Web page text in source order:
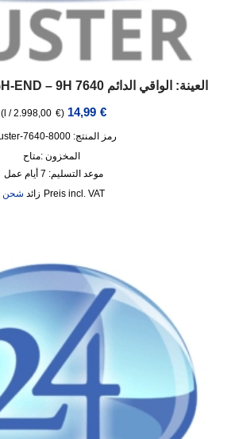
العينة: الواقي الدائم 7640 HIGH-END – 9H ختم سيراميكي
14,99 €
(
2.998,00 €
/
l
)
رمز المنتج: 8000-7640-muster
المخزون :متاح
موعد التسليم: 7 أيام عمل
incl. VAT
زائد شحن